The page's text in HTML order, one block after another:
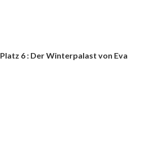
Platz 6 : Der Winterpalast von Eva